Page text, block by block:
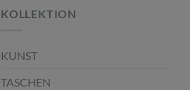
KOLLEKTION
KUNST
TASCHEN